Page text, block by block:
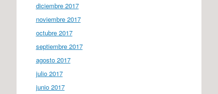
diciembre 2017
noviembre 2017
octubre 2017
septiembre 2017
agosto 2017
julio 2017
junio 2017